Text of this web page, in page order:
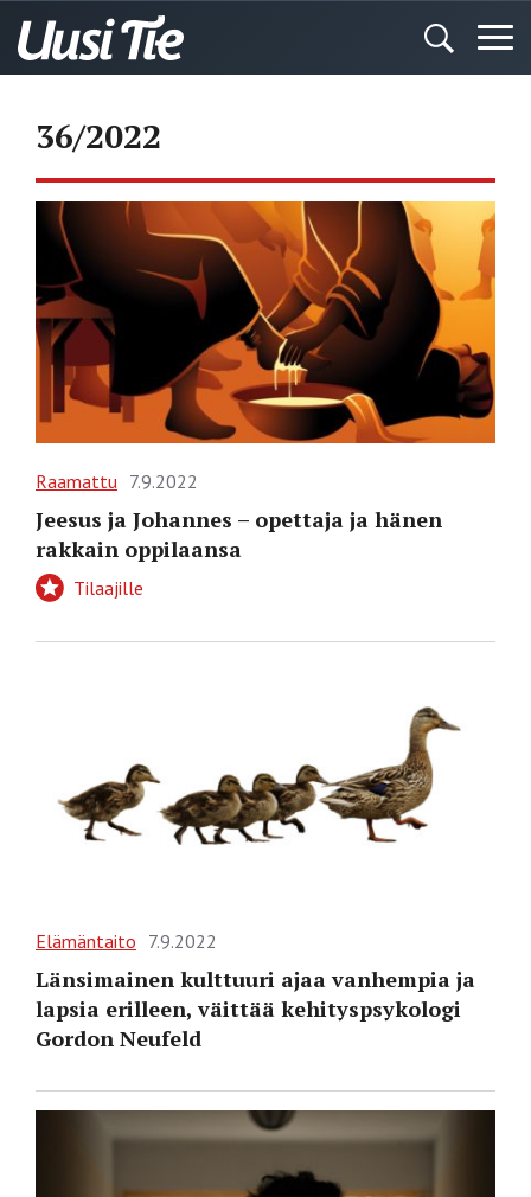
36/2022
Raamattu 7.9.2022
Jeesus ja Johannes – opettaja ja hänen
rakkain oppilaansa
Tilaajille
Elämäntaito 7.9.2022
Länsimainen kulttuuri ajaa vanhempia ja
lapsia erilleen, väittää kehityspsykologi
Gordon Neufeld